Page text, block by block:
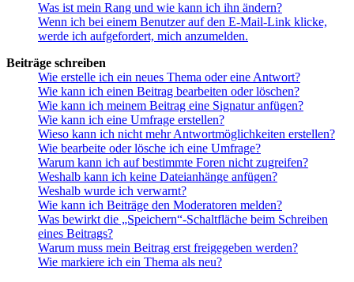
Was ist mein Rang und wie kann ich ihn ändern?
Wenn ich bei einem Benutzer auf den E-Mail-Link klicke,
werde ich aufgefordert, mich anzumelden.
Beiträge schreiben
Wie erstelle ich ein neues Thema oder eine Antwort?
Wie kann ich einen Beitrag bearbeiten oder löschen?
Wie kann ich meinem Beitrag eine Signatur anfügen?
Wie kann ich eine Umfrage erstellen?
Wieso kann ich nicht mehr Antwortmöglichkeiten erstellen?
Wie bearbeite oder lösche ich eine Umfrage?
Warum kann ich auf bestimmte Foren nicht zugreifen?
Weshalb kann ich keine Dateianhänge anfügen?
Weshalb wurde ich verwarnt?
Wie kann ich Beiträge den Moderatoren melden?
Was bewirkt die „Speichern“-Schaltfläche beim Schreiben
eines Beitrags?
Warum muss mein Beitrag erst freigegeben werden?
Wie markiere ich ein Thema als neu?